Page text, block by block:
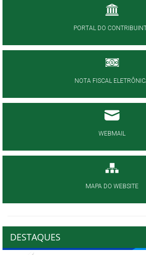
PORTAL DO
NOTA FISCAL
WEBMAIL
MAPA DO WEBSITE
DESTAQUES